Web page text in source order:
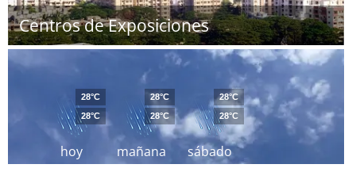
Centros de Exposiciones
hoy
28°C
28°C
mañana
28°C
28°C
sábado
28°C
28°C